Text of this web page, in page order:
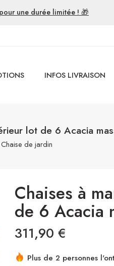
une durée limitée ! 🎁
INFOS LIVRAISON
lot de 6 Acacia
Chaise de jardin
Chaises à
de 6 Acacia
311,90 €
Plus de 2 personnes